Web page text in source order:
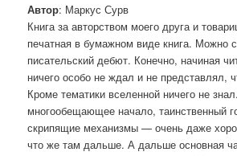
Автор: Маркус Сурв
Книга за авторством моего друга и
печатная в бумажном виде книга. Можно
писательский дебют. Конечно, начиная
ничего особо не ждал и не представлял,
Кроме тематики вселенной ничего не
многообещающее начало, таинственный
скрипящие механизмы — очень даже
что же там дальше. А дальше основная